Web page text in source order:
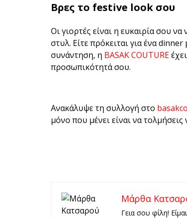
Βρες το festive look σου
Οι γιορτές είναι η ευκαιρία σου
στυλ. Είτε πρόκειται για ένα
συνάντηση, η BASAK COUTURE
προσωπικότητά σου.
Ανακάλυψε τη συλλογή στο
μόνο που μένει είναι να
Μάρθα
Γεια σου φίλη!